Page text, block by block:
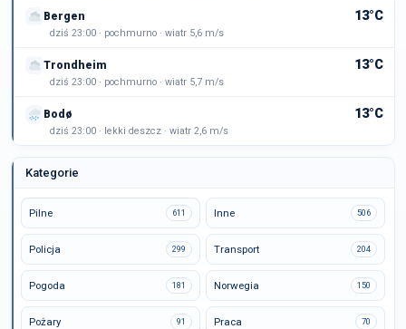
Bergen 13°C
dziś 23:00 · pochmurno · wiatr 5,6 m/s
Trondheim 13°C
dziś 23:00 · pochmurno · wiatr 5,7 m/s
Bodø 13°C
dziś 23:00 · lekki deszcz · wiatr 2,6 m/s
Kategorie
Pilne 611 Inne 506
Policja 299 Transport 204
Pogoda 181 Norwegia 150
Pożary 91 Praca 70